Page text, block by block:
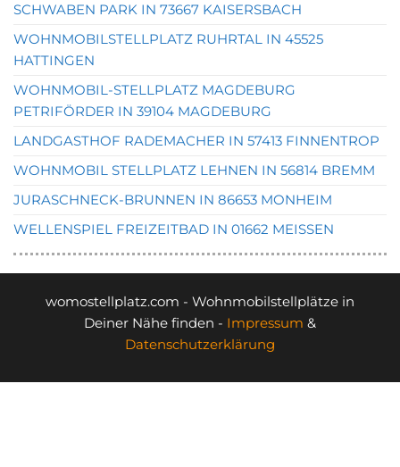
SCHWABEN PARK IN 73667 KAISERSBACH
WOHNMOBILSTELLPLATZ RUHRTAL IN 45525
HATTINGEN
WOHNMOBIL-STELLPLATZ MAGDEBURG
PETRIFÖRDER IN 39104 MAGDEBURG
LANDGASTHOF RADEMACHER IN 57413 FINNENTROP
WOHNMOBIL STELLPLATZ LEHNEN IN 56814 BREMM
JURASCHNECK-BRUNNEN IN 86653 MONHEIM
WELLENSPIEL FREIZEITBAD IN 01662 MEISSEN
womostellplatz.com - Wohnmobilstellplätze in
Deiner Nähe finden - Impressum &
Datenschutzerklärung